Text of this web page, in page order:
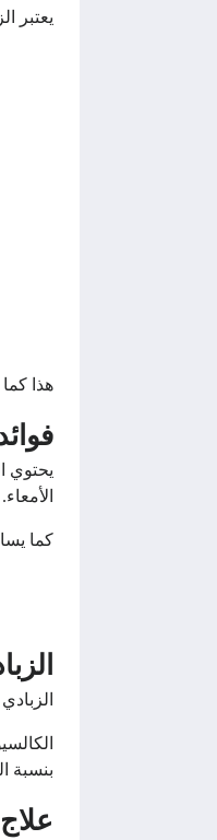
يعتبر
هذا كما يحتوى
يحتوي
الأمعاء.
كما
بنسبة